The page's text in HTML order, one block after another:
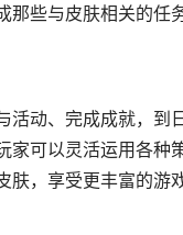
些与皮肤相关的任
活动、完成成就，
家可以灵活运用各
，享受更丰富的游